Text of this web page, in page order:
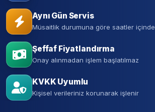
Aynı Gün Servis
Müsaitlik durumuna göre saatler içinde
Şeffaf Fiyatlandırma
Onay alınmadan işlem başlatılmaz
KVKK Uyumlu
Kişisel verileriniz korunarak işlenir